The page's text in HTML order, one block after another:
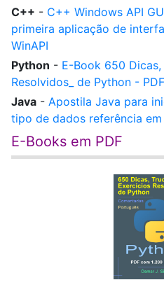
C++ - C++ Windows API
primeira aplicação de
WinAPI
Python - E-Book 650
Resolvidos_ de Python -
Java - Apostila Java para
tipo de dados referência
E-Books em PDF